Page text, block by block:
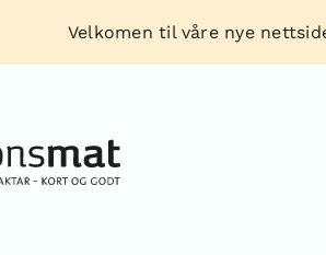
Velkomen til våre nye